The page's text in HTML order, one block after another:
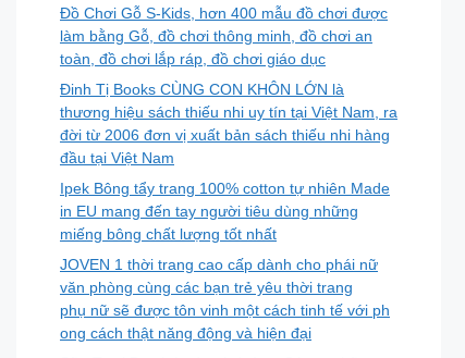
Đồ Chơi Gỗ S-Kids, hơn 400 mẫu đồ chơi được
làm bằng Gỗ, đồ chơi thông minh, đồ chơi an
toàn, đồ chơi lắp ráp, đồ chơi giáo dục
Đinh Tị Books CÙNG CON KHÔN LỚN là
thương hiệu sách thiếu nhi uy tín tại Việt Nam, ra
đời từ 2006 đơn vị xuất bản sách thiếu nhi hàng
đầu tại Việt Nam
Ipek Bông tẩy trang 100% cotton tự nhiên Made
in EU mang đến tay người tiêu dùng những
miếng bông chất lượng tốt nhất
JOVEN 1 thời trang cao cấp dành cho phái nữ
văn phòng cùng các bạn trẻ yêu thời trang
phụ nữ sẽ được tôn vinh một cách tinh tế với ph
ong cách thật năng động và hiện đại